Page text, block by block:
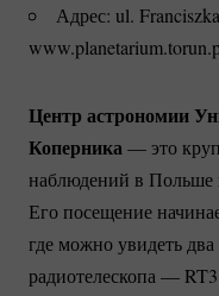
Адрес: ul.
Центр астрономии
Коперника— это
наблюдений в Польше
Его посещение
где можно увидеть
радиотелескопа —